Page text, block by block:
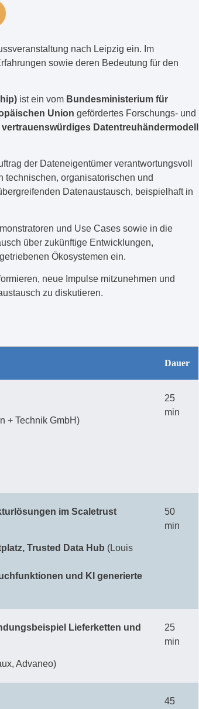
nach Leipzig ein. Im
sowie deren Bedeutung für den
ist ein vom Bundesministerium für
Union gefördertes Forschungs- und
Datentreuhändermodell
der Dateneigentümer verantwortungsvoll
technischen, organisatorischen und
Datenaustausch, beispielhaft in
und Use Cases sowie in die
über zukünftige Entwicklungen,
Ökosystemen ein.
neue Impulse mitzunehmen und
zu diskutieren.
Dauer
+ Technik GmbH)
25
min
im Scaletrust
Trusted Data Hub (Louis
und KI generierte
50
min
Lieferketten und
Advaneo)
25
min
45